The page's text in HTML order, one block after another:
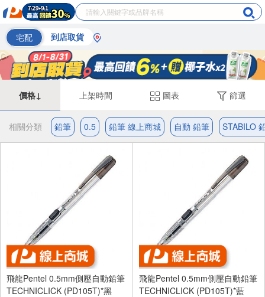
宅配 到店取貨
價格↓ 上架時間 圖表 篩選
相關分類 鉛筆 0.5 鉛筆 線上商城 自動 鉛筆 STABILO
飛龍Pentel 0.5mm側壓自動鉛筆
TECHNICLICK (PD105T)*黑
飛龍Pentel 0.5mm側壓自動鉛筆
TECHNICLICK (PD105T)*藍